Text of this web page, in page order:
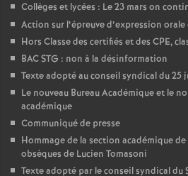
Collèges et lycées : Le 23 mars on
Action sur l’épreuve d’expression
Hors Classe des certifiés et des CPE,
BAC STG : non à la désinformation
Texte adopté au conseil syndical du 25
Le nouveau Bureau Académique et le
académique
Communiqué de presse
Hommage de la section académique de
obsèques de Lucien Tomasoni
Texte adopté par le conseil syndical du